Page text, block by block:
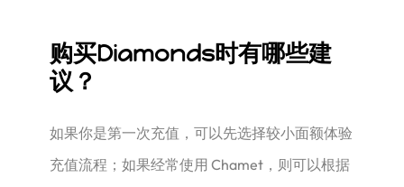
购买Diamonds时有哪些建
议？
如果你是第一次充值，可以先选择较小面额体验
充值流程；如果经常使用 Chamet，则可以根据